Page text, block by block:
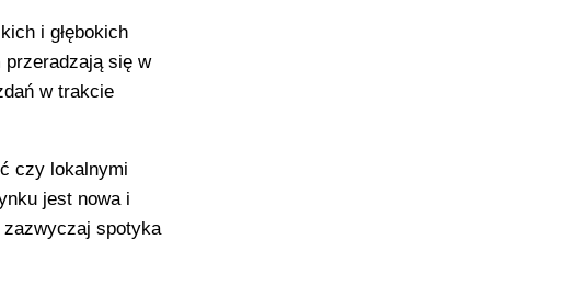
i głębokich
się w
w trakcie
czy lokalnymi
jest nowa i
spotyka